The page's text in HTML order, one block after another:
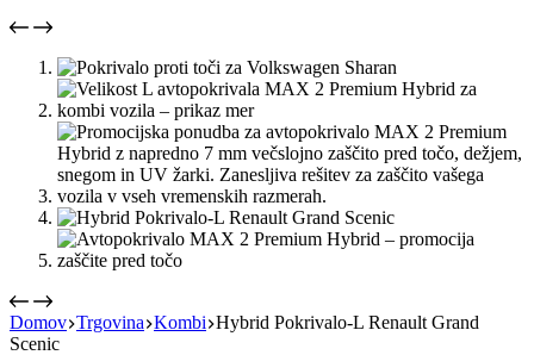
Domov Trgovina Kombi Hybrid Pokrivalo-L Renault Grand
Scenic